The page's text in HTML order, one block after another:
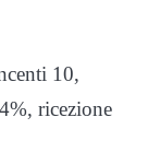
10,
ricezione